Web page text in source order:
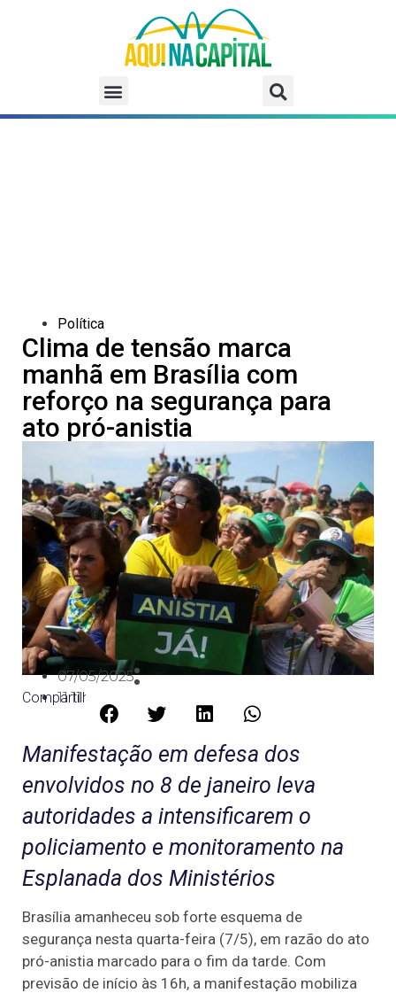
Política
Clima de tensão marca
manhã em Brasília com
reforço na segurança para
ato pró-anistia
07/05/2025
11:11
Compartilhe:
Manifestação em defesa dos
envolvidos no 8 de janeiro leva
autoridades a intensificarem o
policiamento e monitoramento na
Esplanada dos Ministérios
Brasília amanheceu sob forte esquema de
segurança nesta quarta-feira (7/5), em razão do ato
pró-anistia marcado para o fim da tarde. Com
previsão de início às 16h, a manifestação mobiliza